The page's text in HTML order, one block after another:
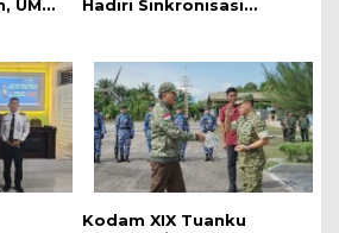
UMRI
untuk
Hadiri Sinkronisasi
Keadilan Restoratif
Kodam XIX Tuanku